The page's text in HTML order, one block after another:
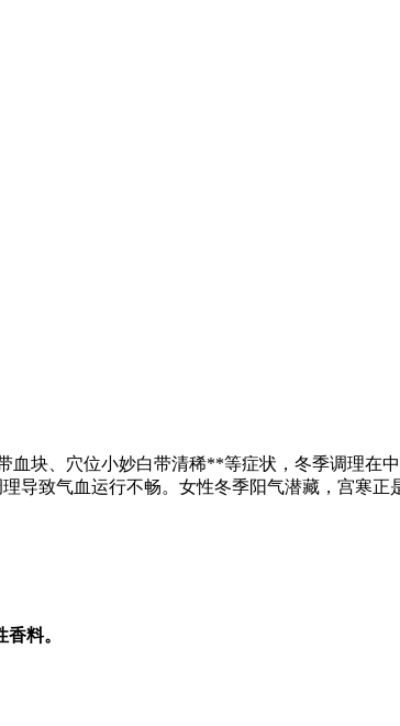
血块、穴位小妙白带清稀**等症状，冬季调理在
导致气血运行不畅。女性冬季阳气潜藏，宫寒正
料。